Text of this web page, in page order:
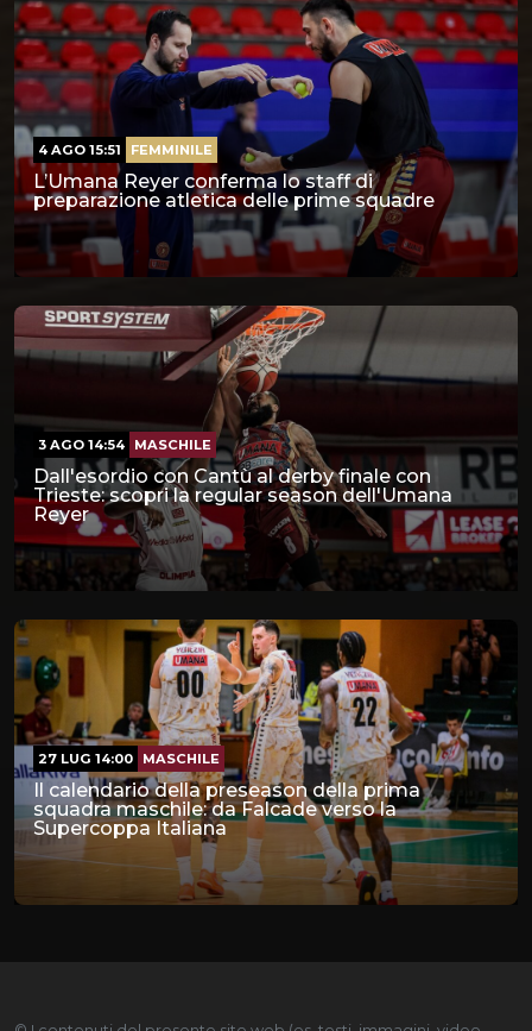
L’Umana Reyer conferma lo staff di
preparazione atletica delle prime squadre
4 AGO 15:51 FEMMINILE
Dall'esordio con Cantù al derby finale con
Trieste: scopri la regular season dell'Umana
Reyer
3 AGO 14:54 MASCHILE
Il calendario della preseason della prima
squadra maschile: da Falcade verso la
Supercoppa Italiana
27 LUG 14:00 MASCHILE